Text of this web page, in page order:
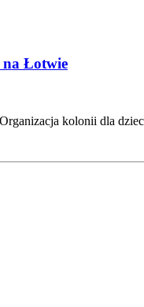
na Łotwie
kolonii dla